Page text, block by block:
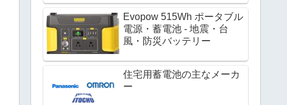
Evopow 515Wh ポータブル
電源・蓄電池 - 地震・台
風・防災バッテリー
住宅用蓄電池の主なメーカ
ー